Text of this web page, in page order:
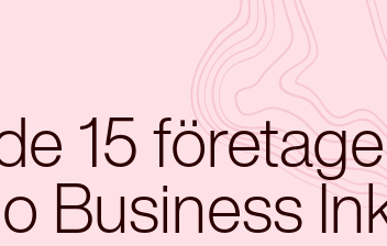
15
Business